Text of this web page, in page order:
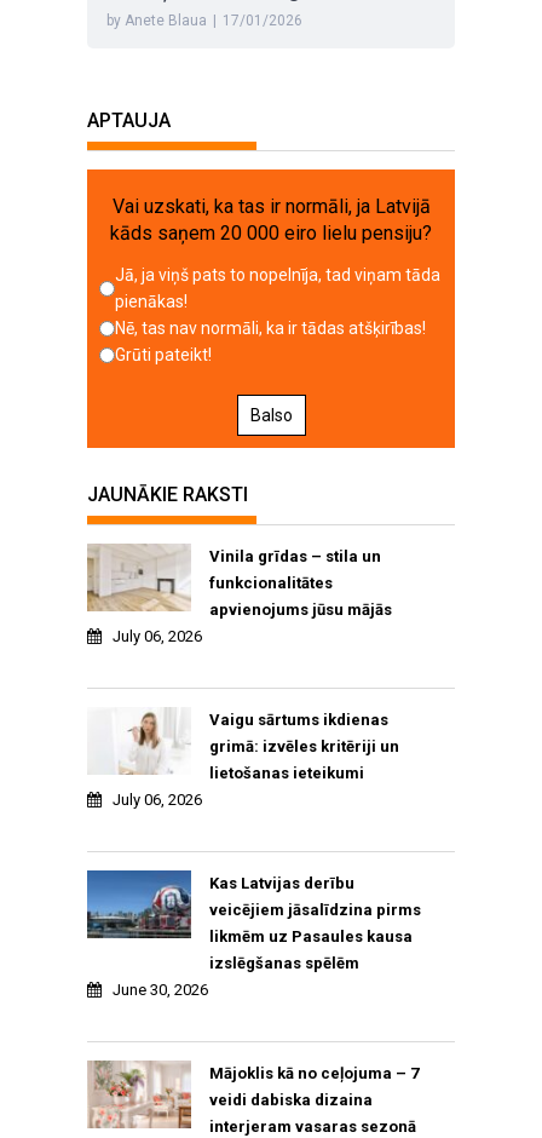
by Anete Blaua 17/01/2026
APTAUJA
Vai uzskati, ka tas ir normāli, ja Latvijā
kāds saņem 20 000 eiro lielu pensiju?
Jā, ja viņš pats to nopelnīja, tad viņam tāda
pienākas!
Nē, tas nav normāli, ka ir tādas atšķirības!
Grūti pateikt!
Balso
JAUNĀKIE RAKSTI
Vinila grīdas – stila un
funkcionalitātes
apvienojums jūsu mājās
July 06, 2026
Vaigu sārtums ikdienas
grimā: izvēles kritēriji un
lietošanas ieteikumi
July 06, 2026
Kas Latvijas derību
veicējiem jāsalīdzina pirms
likmēm uz Pasaules kausa
izslēgšanas spēlēm
June 30, 2026
Mājoklis kā no ceļojuma – 7
veidi dabiska dizaina
interjeram vasaras sezonā